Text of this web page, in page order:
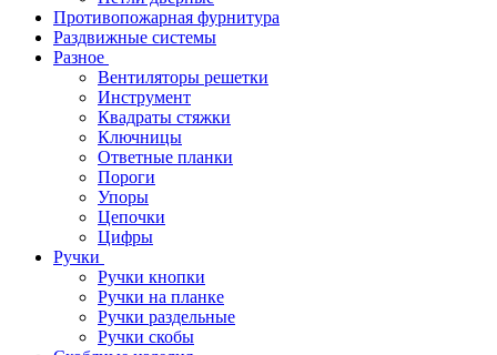
Противопожарная фурнитура
Раздвижные системы
Разное
Вентиляторы решетки
Инструмент
Квадраты стяжки
Ключницы
Ответные планки
Пороги
Упоры
Цепочки
Цифры
Ручки
Ручки кнопки
Ручки на планке
Ручки раздельные
Ручки скобы